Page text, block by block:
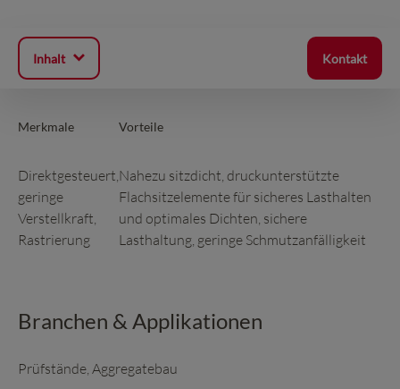
Inhalt Kontakt
Merkmale
Direktgesteuert,
geringe
Verstellkraft,
Rastrierung
Vorteile
Nahezu sitzdicht, druckunterstützte
Flachsitzelemente für sicheres Lasthalten
und optimales Dichten, sichere
Lasthaltung, geringe Schmutzanfälligkeit
Branchen & Applikationen
Prüfstände, Aggregatebau